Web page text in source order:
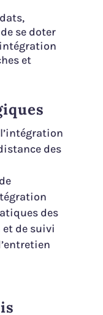
se doter
et
des
des
de suivi